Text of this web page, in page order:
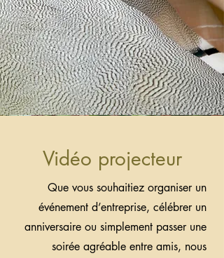
Vidéo projecteur
Que vous souhaitiez organiser un
événement d’entreprise, célébrer un
anniversaire ou simplement passer une
soirée agréable entre amis, nous